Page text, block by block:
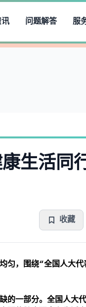
讯 问题解答 服
生活同
收藏
匀，围绕“全国人大代
的一部分。全国人大